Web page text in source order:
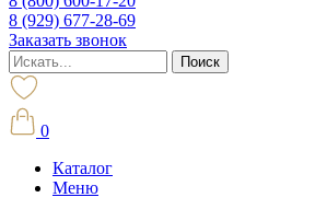
8 (929) 677-28-69
Заказать звонок
0
Каталог
Меню